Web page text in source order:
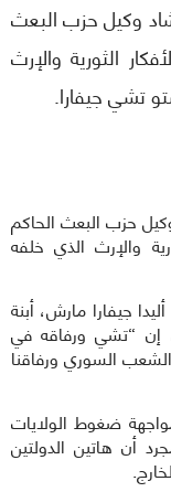
أشاد وكيل حزب البعث
الثورية والإرث
تشي جيفارا.
وكيل حزب البعث الحاكم
والإرث الذي خلفه
جيفارا مارش، أبنة
إن “تشي ورفاقه في
السوري ورفاقنا
ضغوط الولايات
أن هاتين الدولتين